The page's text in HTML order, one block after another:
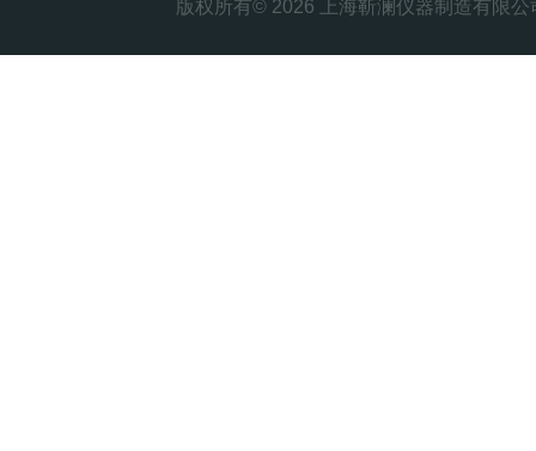
版权所有© 2026 上海靳澜仪器制造有限